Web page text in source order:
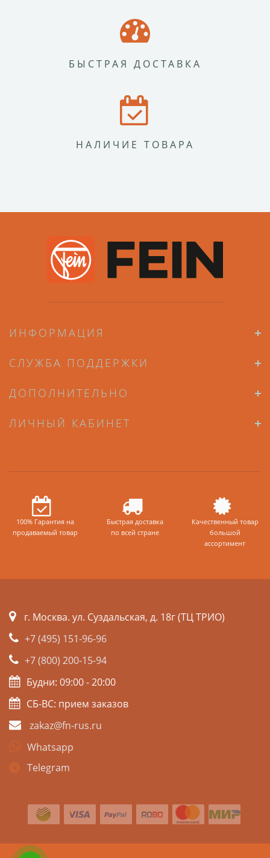
БЫСТРАЯ ДОСТАВКА
НАЛИЧИЕ ТОВАРА
ИНФОРМАЦИЯ
СЛУЖБА ПОДДЕРЖКИ
ДОПОЛНИТЕЛЬНО
ЛИЧНЫЙ КАБИНЕТ
100% Гарантия на
продаваемый товар
Быстрая доставка
по всей стране
Качественный товар
большой
ассортимент
г. Москва. ул. Суздальская, д. 18г (ТЦ ТРИО)
+7 (495) 151-96-96
+7 (800) 200-15-94
Будни: 09:00 - 20:00
СБ-ВС: прием заказов
zakaz@fn-rus.ru
Whatsapp
Telegram